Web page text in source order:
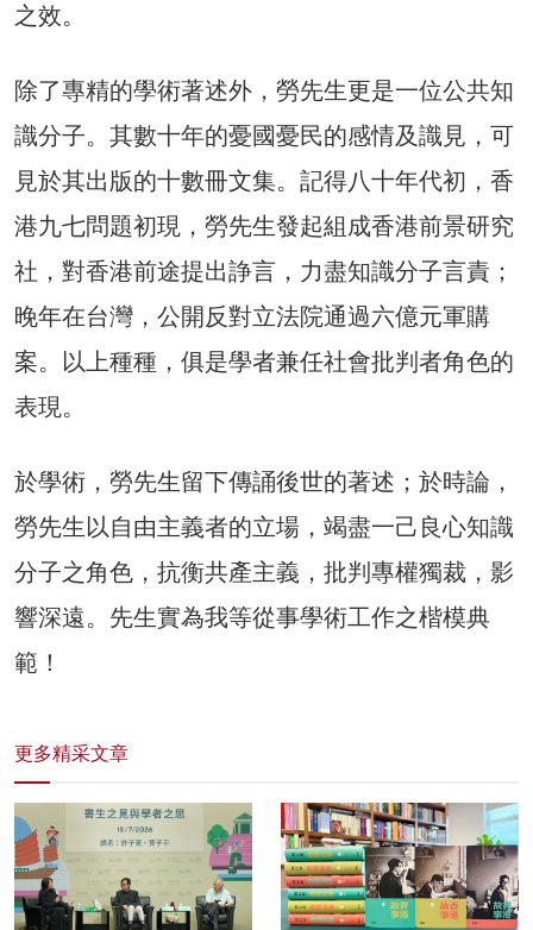
之效。
除了專精的學術著述外，勞先生更是一位公共知
識分子。其數十年的憂國憂民的感情及識見，可
見於其出版的十數冊文集。記得八十年代初，香
港九七問題初現，勞先生發起組成香港前景研究
社，對香港前途提出諍言，力盡知識分子言責；
晚年在台灣，公開反對立法院通過六億元軍購
案。以上種種，俱是學者兼任社會批判者角色的
表現。
於學術，勞先生留下傳誦後世的著述；於時論，
勞先生以自由主義者的立場，竭盡一己良心知識
分子之角色，抗衡共產主義，批判專權獨裁，影
響深遠。先生實為我等從事學術工作之楷模典
範！
更多精采文章